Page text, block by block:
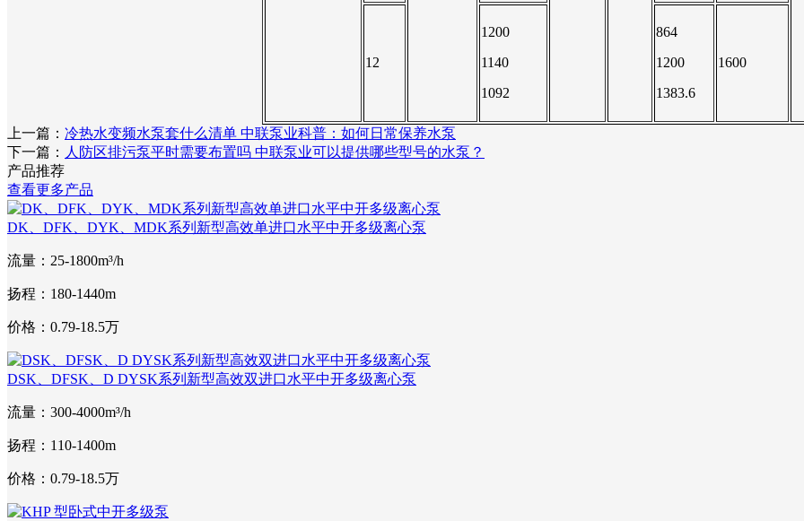
12
1200
1140
1092
864
1200
1383.6
1600
上一篇： 冷热水变频水泵套什么清单 中联泵业科普：如何日常保养水泵
下一篇： 人防区排污泵平时需要布置吗 中联泵业可以提供哪些型号的水泵？
产品推荐
查看更多产品
DK、DFK、DYK、MDK系列新型高效单进口水平中开多级离心泵
流量：25-1800m³/h
扬程：180-1440m
价格：0.79-18.5万
DSK、DFSK、D DYSK系列新型高效双进口水平中开多级离心泵
流量：300-4000m³/h
扬程：110-1400m
价格：0.79-18.5万